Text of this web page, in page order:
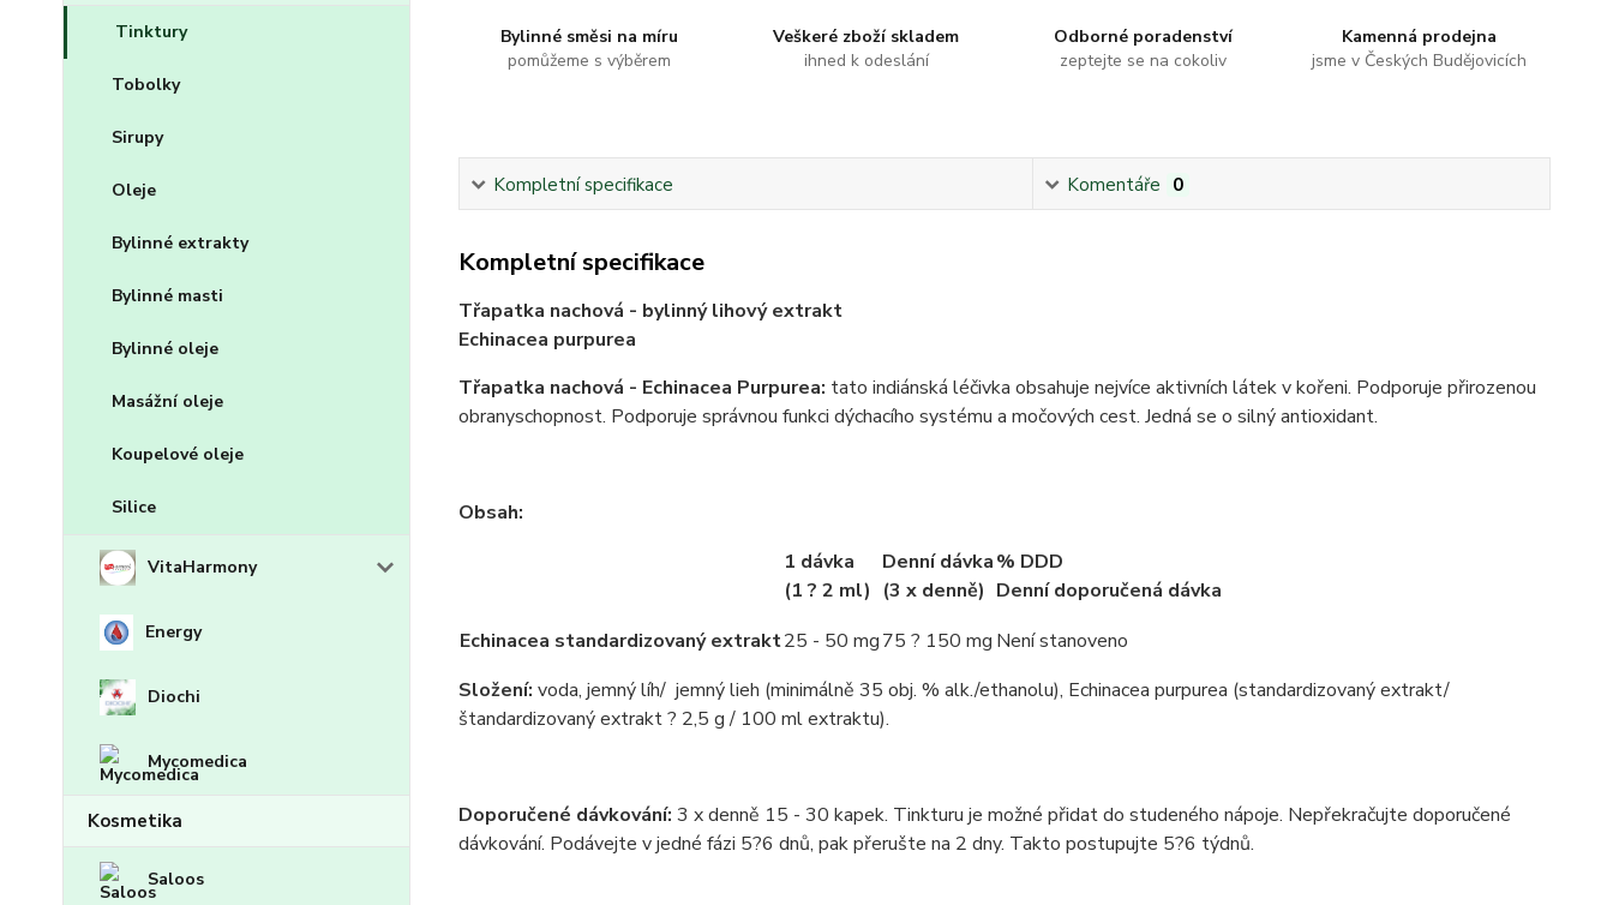
Tinktury
Tobolky
Sirupy
Oleje
Bylinné extrakty
Bylinné masti
Bylinné oleje
Masážní oleje
Koupelové oleje
Silice
VitaHarmony
Energy
Diochi
Mycomedica
Kosmetika
Saloos
Bylinné směsi na míru
pomůžeme s výběrem
Veškeré zboží skladem
ihned k odeslání
Odborné poradenství
zeptejte se na cokoliv
Kamenná prodejna
jsme v Českých Budějovicích
Kompletní specifikace Komentáře 0
Kompletní specifikace
Třapatka nachová - bylinný lihový extrakt
Echinacea purpurea
Třapatka nachová - Echinacea Purpurea: tato indiánská léčivka obsahuje nejvíce aktivních látek v kořeni. Podporuje přirozenou
obranyschopnost. Podporuje správnou funkci dýchacího systému a močových cest. Jedná se o silný antioxidant.
Obsah:
1 dávka
(1 ? 2 ml)
Denní dávka
(3 x denně)
% DDD
Denní doporučená dávka
Echinacea standardizovaný extrakt25 - 50 mg75 ? 150 mg Není stanoveno
Složení: voda, jemný líh/ jemný lieh (minimálně 35 obj. % alk./ethanolu), Echinacea purpurea (standardizovaný extrakt/
štandardizovaný extrakt ? 2,5 g / 100 ml extraktu).
Doporučené dávkování: 3 x denně 15 - 30 kapek. Tinkturu je možné přidat do studeného nápoje. Nepřekračujte doporučené
dávkování. Podávejte v jedné fázi 5?6 dnů, pak přerušte na 2 dny. Takto postupujte 5?6 týdnů.